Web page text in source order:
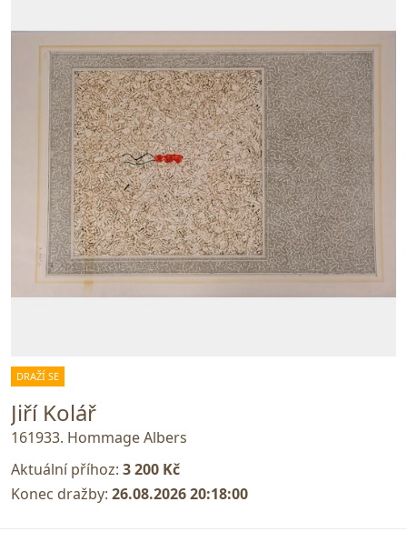
DRAŽÍ SE
Jiří Kolář
161933. Hommage Albers
Aktuální příhoz: 3 200 Kč
Konec dražby: 26.08.2026 20:18:00